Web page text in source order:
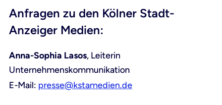
Anfragen zu den Kölner Stadt-
Anzeiger Medien:
Anna-Sophia Lasos, Leiterin
Unternehmenskommunikation
E-Mail: presse@kstamedien.de